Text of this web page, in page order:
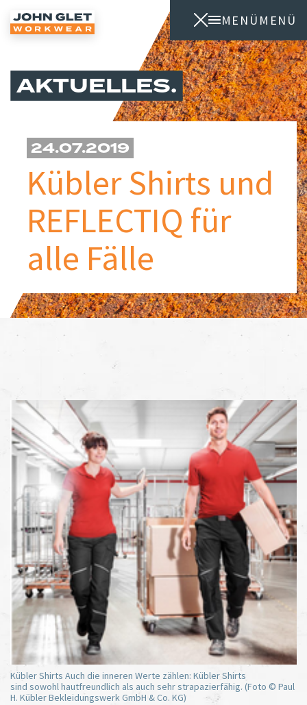
MENÜ
MENÜ
AKTUELLES
Kübler Shirts und
REFLECTIQ für
alle Fälle
24.07.2019
Kübler Shirts Auch die inneren Werte zählen: Kübler Shirts
sind sowohl hautfreundlich als auch sehr strapazierfähig. (Foto © Paul
H. Kübler Bekleidungswerk GmbH & Co. KG)